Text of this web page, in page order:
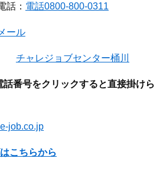
話： 電話0800-800-0311
メール
チャレジョブセンター桶川
話番号をクリックすると直接掛けら
job.co.jp
こちらから